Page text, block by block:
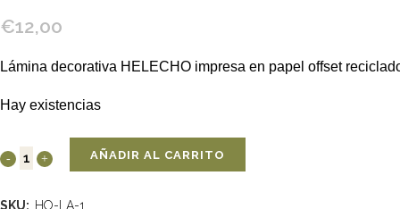
€12,00
Lámina decorativa HELECHO impresa en papel offset
Hay existencias
AÑADIR AL CARRITO
SKU: HO-LA-1